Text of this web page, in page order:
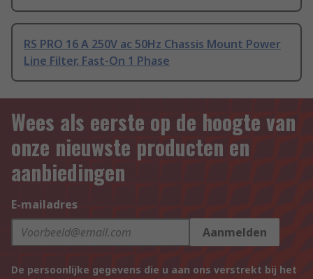
RS PRO 16 A 250V ac 50Hz Chassis Mount Power
Line Filter, Fast-On 1 Phase
Wees als eerste op de hoogte van
onze nieuwste producten en
aanbiedingen
E-mailadres
Aanmelden
De persoonlijke gegevens die u aan ons verstrekt bij het